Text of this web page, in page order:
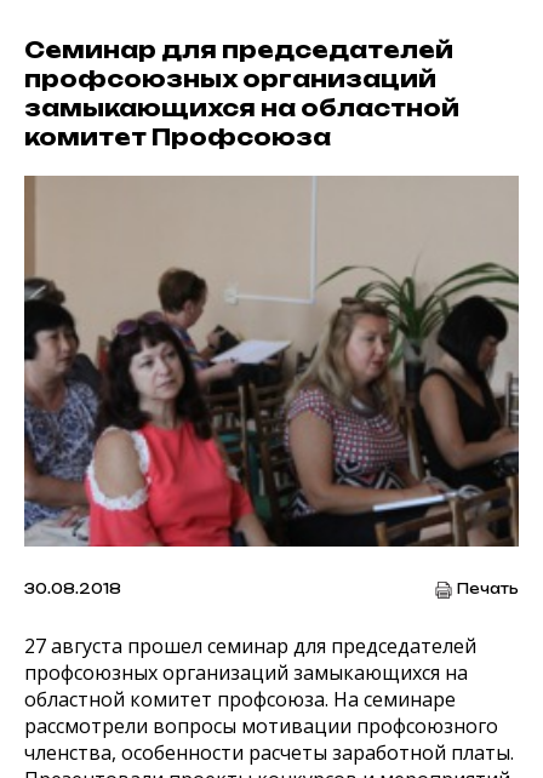
Семинар для председателей
профсоюзных организаций
замыкающихся на областной
комитет Профсоюза
30.08.2018 Печать
27 августа прошел семинар для председателей
профсоюзных организаций замыкающихся на
областной комитет профсоюза. На семинаре
рассмотрели вопросы мотивации профсоюзного
членства, особенности расчеты заработной платы.